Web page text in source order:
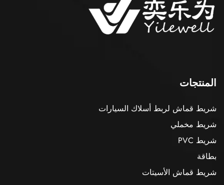
المنتجات
شريط قماش لربط أسلاك السيارات
شريط مخملي
شريط PVC
بطاقة
شريط قماش الأسيتات